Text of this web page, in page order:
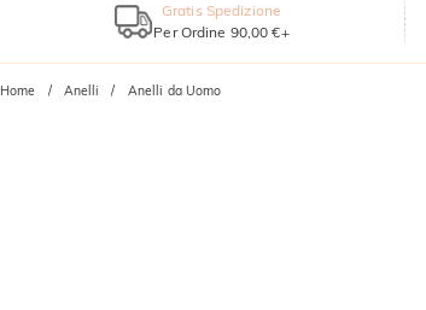
Gratis Spedizione
Per Ordine 90,00 €+
Home Anelli Anelli da Uomo